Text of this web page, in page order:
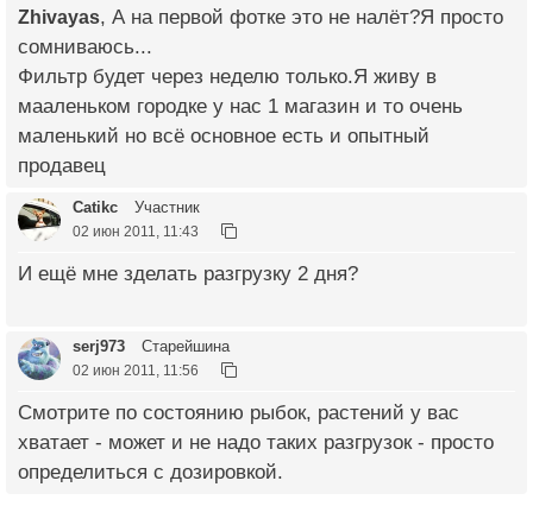
Zhivayas, А на первой фотке это не налёт?Я просто
сомниваюсь...
Фильтр будет через неделю только.Я живу в
мааленьком городке у нас 1 магазин и то очень
маленький но всё основное есть и опытный
продавец
Catikc Участник
02 июн 2011, 11:43
И ещё мне зделать разгрузку 2 дня?
serj973 Старейшина
02 июн 2011, 11:56
Смотрите по состоянию рыбок, растений у вас
хватает - может и не надо таких разгрузок - просто
определиться с дозировкой.